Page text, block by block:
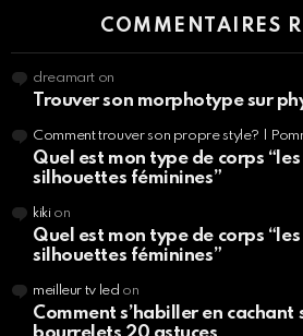
COMMENTAIRES
dreamart on
Trouver son morphotype sur
Comment trouver son propre style? |
Quel est mon type de corps
silhouettes féminines”
kikion
Quel est mon type de corps
silhouettes féminines”
meilleur tv led on
Comment s’habiller en cachant